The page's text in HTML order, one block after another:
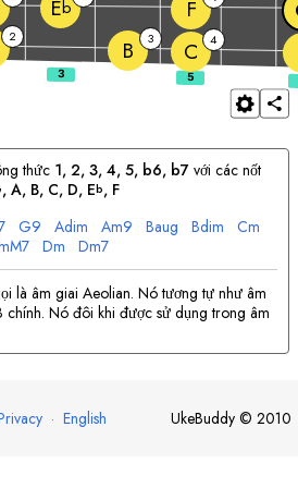
2 B 3 C 4
Eb F
thức 1, 2, 3, 4, 5, b6, b7với các nốt
, A, B, C, D, Eb, F
G9 Adim Am9 Baug Bdim Cm
Dm Dm7
là âm giai Aeolian. Nó tương tự như âm
chính. Nó đôi khi được sử dụng trong âm
· English UkeBuddy © 2010